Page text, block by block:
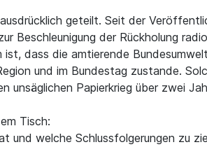
geteilt. Seit der
Beschleunigung der Rückholung
dass die amtierende
und im Bundestag zustande.
Papierkrieg über zwei
Tisch:
und welche Schlussfolgerungen zu